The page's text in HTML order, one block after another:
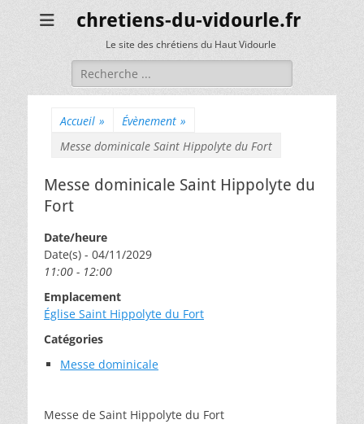
chretiens-du-vidourle.fr
Le site des chrétiens du Haut Vidourle
Rechercher :
Accueil » Évènement »
Messe dominicale Saint Hippolyte du Fort
Messe dominicale Saint Hippolyte du
Fort
Date/heure
Date(s) - 04/11/2029
11:00 - 12:00
Emplacement
Église Saint Hippolyte du Fort
Catégories
Messe dominicale
Messe de Saint Hippolyte du Fort